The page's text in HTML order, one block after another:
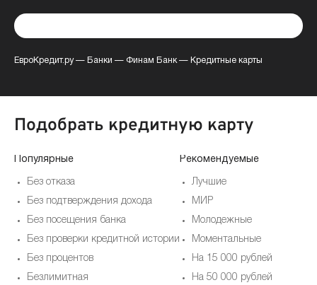
ЕвроКредит.ру— Банки — Финам Банк — Кредитные карты
Подобрать кредитную карту
Популярные
Без отказа
Без подтверждения дохода
Без посещения банка
Без проверки кредитной истории
Без процентов
Безлимитная
Рекомендуемые
Лучшие
МИР
Молодежные
Моментальные
На 15 000 рублей
На 50 000 рублей